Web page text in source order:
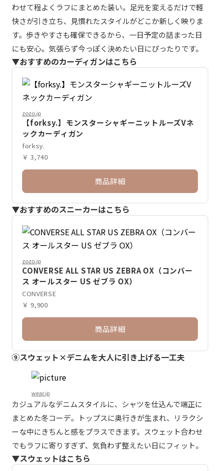
わせて程よくラフにまとめた装い。足元を変えるだけで軽
快さが引き立ち、見慣れたスタイルがどこか新しく映りま
す。歩きやすさも確保できるから、一日予定の詰まった日
にも安心。気張らず今っぽく決めたい日にぴったりです。
▼おすすめのカーディガンはこちら
zozo.jp
【forksy.】モンスターシャギーニットルーズVネ
ックカーディガン
forksy.
￥ 3,740
商品詳細
▼おすすめのスニーカーはこちら
zozo.jp
CONVERSE ALL STAR US ZEBRA OX（コンバー
ス オールスター US ゼブラ OX）
CONVERSE
￥ 9,900
商品詳細
⑨スウェット×デニムを大人に引き上げる一工夫
wear.jp
カジュアルなデニムスタイルに、シャツを仕込んで端正に
まとめた冬コーデ。トップスに奥行きが生まれ、リラクシ
ーな中にきちんと感をプラスできます。スウェット合わせ
でもラフに寄りすぎず、気負わず整えたい日にフィット。
▼スウェットはこちら